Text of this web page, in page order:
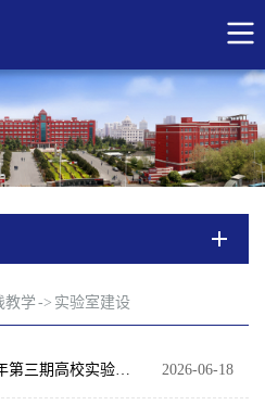
教学-> 实验室建设
2026-06-18